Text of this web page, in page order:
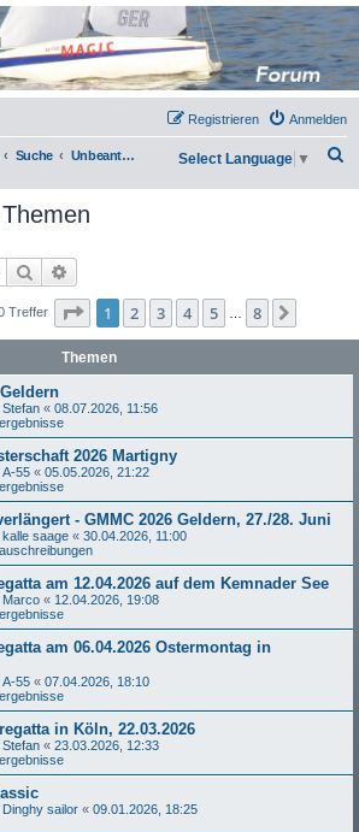
Anmelden
Registrieren
Suche Unbeantwortete Themen Select Language ▼
Suche
Treffer Seite 1von
1 2 3 4 5 8
Themen
Stefan « 08.07.2026, 11:56
2026 Martigny
A-55 « 05.05.2026, 21:22
- GMMC 2026 Geldern, 27./28. Juni
kalle saage « 30.04.2026, 11:00
am 12.04.2026 auf dem Kemnader See
Marco « 12.04.2026, 19:08
am 06.04.2026 Ostermontag in
A-55 « 07.04.2026, 18:10
in Köln, 22.03.2026
Stefan « 23.03.2026, 12:33
Dinghy sailor « 09.01.2026, 18:25